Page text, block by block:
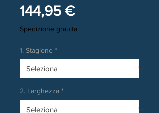
144,95 €Prezzo
Spedizione grauita
1. Stagione *
2. Larghezza *